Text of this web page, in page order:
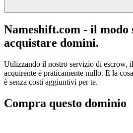
Nameshift.com - il modo
acquistare domini.
Utilizzando il nostro servizio di escrow,
acquirente è praticamente nullo. E la
è senza costi aggiuntivi per te.
Compra questo dominio